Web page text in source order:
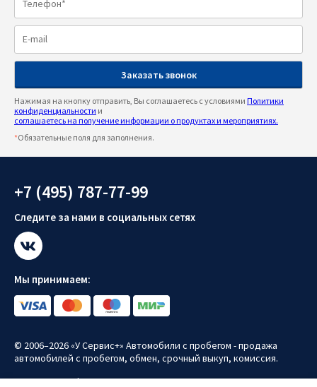
Нажимая на кнопку отправить, Вы соглашаетесь с условиями Политики
конфиденциальности и
соглашаетесь на получение информации о продуктах и мероприятиях.
*Обязательные поля для заполнения.
+7 (495) 787-77-99
Следите за нами в социальных сетях
Мы принимаем:
© 2006–2026 «У Сервис+» Автомобили с пробегом - продажа
автомобилей с пробегом, обмен, срочный выкуп, комиссия.
Политика конфиденциальности